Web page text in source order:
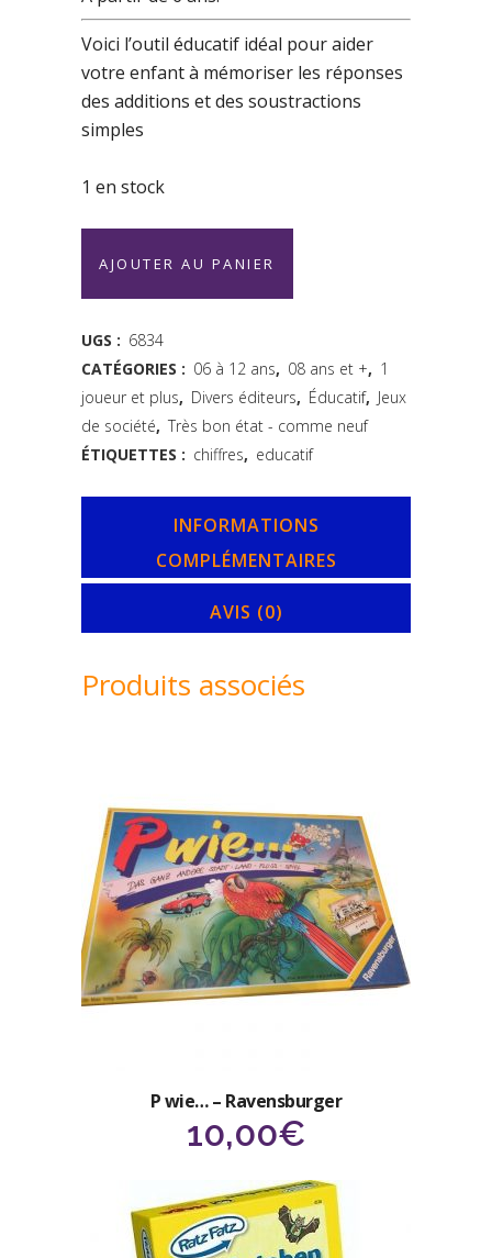
Voici l’outil éducatif idéal pour aider
votre enfant à mémoriser les réponses
des additions et des soustractions
simples
1 en stock
additions
et
les
soustractions
-
quantity
AJOUTER AU PANIER
UGS : 6834
CATÉGORIES : 06 à 12 ans, 08 ans et +, 1
joueur et plus, Divers éditeurs, Éducatif, Jeux
de société, Très bon état - comme neuf
ÉTIQUETTES : chiffres, educatif
INFORMATIONS
COMPLÉMENTAIRES
AVIS (0)
Produits associés
P wie… – Ravensburger
10,00€